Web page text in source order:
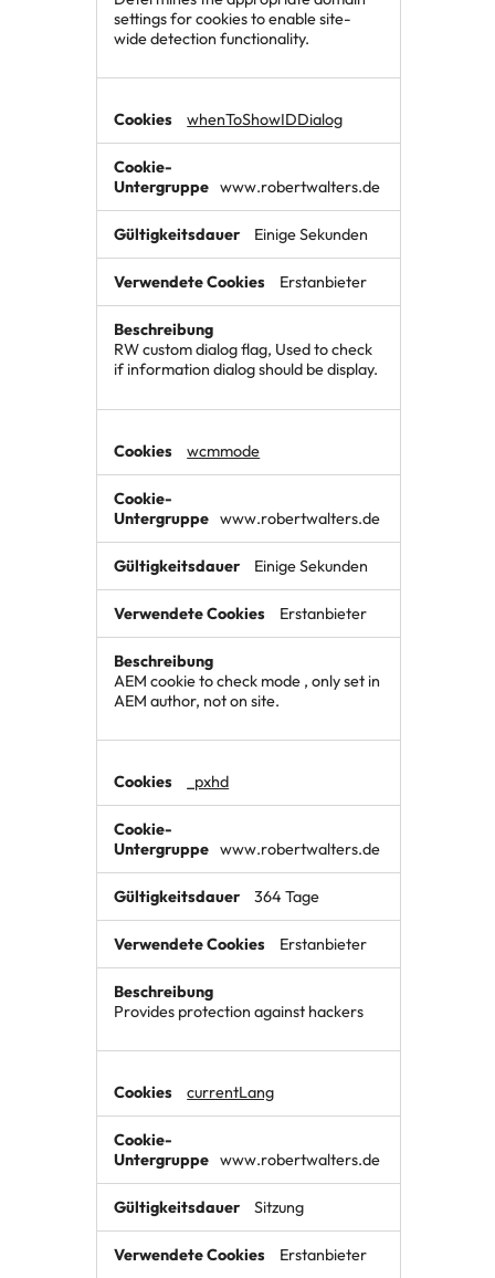
settings for cookies to enable site-
wide detection functionality.
whenToShowIDDialog
www.robertwalters.de
Einige Sekunden
Erstanbieter
RW custom dialog flag, Used to check
if information dialog should be display.
wcmmode
www.robertwalters.de
Einige Sekunden
Erstanbieter
AEM cookie to check mode , only set in
AEM author, not on site.
_pxhd
www.robertwalters.de
364 Tage
Erstanbieter
Provides protection against hackers
currentLang
www.robertwalters.de
Sitzung
Erstanbieter